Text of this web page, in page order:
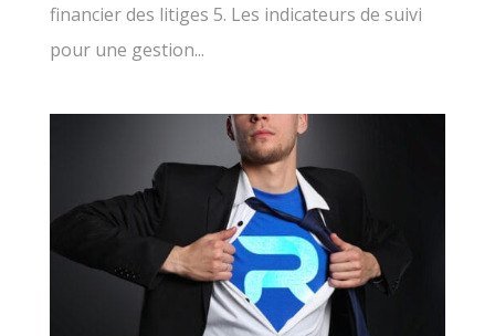
financier des litiges 5. Les indicateurs de suivi
pour une gestion...